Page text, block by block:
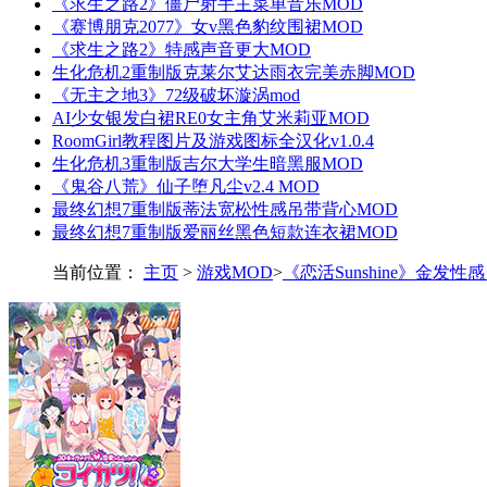
《求生之路2》僵尸射手主菜单音乐MOD
《赛博朋克2077》女v黑色豹纹围裙MOD
《求生之路2》特感声音更大MOD
生化危机2重制版克莱尔艾达雨衣完美赤脚MOD
《无主之地3》72级破坏漩涡mod
AI少女银发白裙RE0女主角艾米莉亚MOD
RoomGirl教程图片及游戏图标全汉化v1.0.4
生化危机3重制版吉尔大学生暗黑服MOD
《鬼谷八荒》仙子堕凡尘v2.4 MOD
最终幻想7重制版蒂法宽松性感吊带背心MOD
最终幻想7重制版爱丽丝黑色短款连衣裙MOD
当前位置： 主页 > 游戏MOD> 《恋活Sunshine》金发性